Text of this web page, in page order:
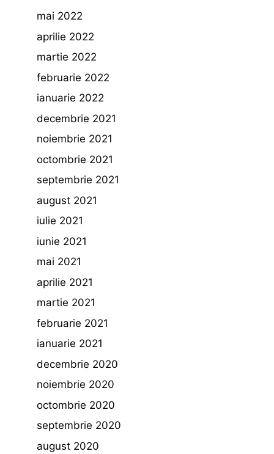
mai 2022
aprilie 2022
martie 2022
februarie 2022
ianuarie 2022
decembrie 2021
noiembrie 2021
octombrie 2021
septembrie 2021
august 2021
iulie 2021
iunie 2021
mai 2021
aprilie 2021
martie 2021
februarie 2021
ianuarie 2021
decembrie 2020
noiembrie 2020
octombrie 2020
septembrie 2020
august 2020